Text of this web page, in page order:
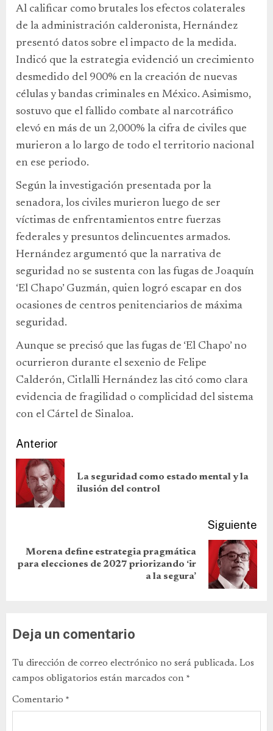
Al calificar como brutales los efectos colaterales
de la administración calderonista, Hernández
presentó datos sobre el impacto de la medida.
Indicó que la estrategia evidenció un crecimiento
desmedido del 900% en la creación de nuevas
células y bandas criminales en México. Asimismo,
sostuvo que el fallido combate al narcotráfico
elevó en más de un 2,000% la cifra de civiles que
murieron a lo largo de todo el territorio nacional
en ese periodo.
Según la investigación presentada por la
senadora, los civiles murieron luego de ser
víctimas de enfrentamientos entre fuerzas
federales y presuntos delincuentes armados.
Hernández argumentó que la narrativa de
seguridad no se sustenta con las fugas de Joaquín
‘El Chapo’ Guzmán, quien logró escapar en dos
ocasiones de centros penitenciarios de máxima
seguridad.
Aunque se precisó que las fugas de ‘El Chapo’ no
ocurrieron durante el sexenio de Felipe
Calderón, Citlalli Hernández las citó como clara
evidencia de fragilidad o complicidad del sistema
con el Cártel de Sinaloa.
Anterior
La seguridad como estado mental y la
ilusión del control
Siguiente
Morena define estrategia pragmática
para elecciones de 2027 priorizando ‘ir
a la segura’
Deja un comentario
Tu dirección de correo electrónico no será publicada. Los
campos obligatorios están marcados con *
Comentario *